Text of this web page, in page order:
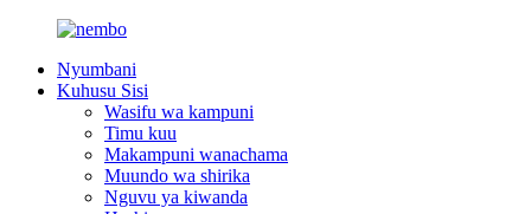
Nyumbani
Kuhusu Sisi
Wasifu wa kampuni
Timu kuu
Makampuni wanachama
Muundo wa shirika
Nguvu ya kiwanda